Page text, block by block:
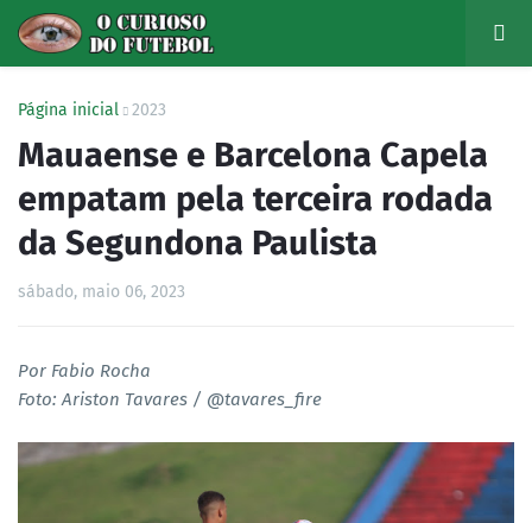
Página inicial 2023
Mauaense e Barcelona Capela
empatam pela terceira rodada
da Segundona Paulista
sábado, maio 06, 2023
Por Fabio Rocha
Foto: Ariston Tavares / @tavares_fire